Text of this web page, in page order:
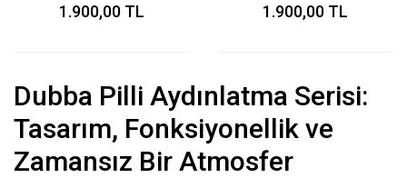
1.900,00 TL 1.900,00 TL
Dubba Pilli Aydınlatma Serisi:
Tasarım, Fonksiyonellik ve
Zamansız Bir Atmosfer